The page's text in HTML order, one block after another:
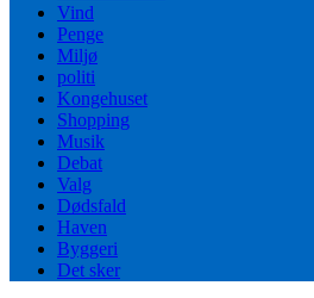
Vind
Penge
Miljø
politi
Kongehuset
Shopping
Musik
Debat
Valg
Dødsfald
Haven
Byggeri
Det sker